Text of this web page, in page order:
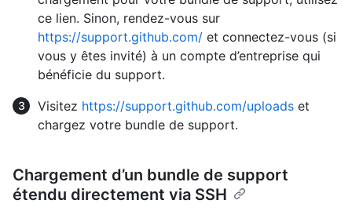
ce lien. Sinon, rendez-vous sur
https://support.github.com/ et connectez-vous (si
vous y êtes invité) à un compte d’entreprise qui
bénéficie du support.
Visitez https://support.github.com/uploads et
chargez votre bundle de support.
Chargement d’un bundle de support
étendu directement via SSH